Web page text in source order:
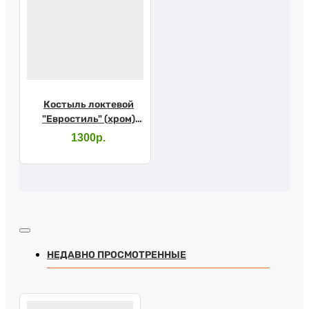
Костыль локтевой
"Евростиль" (хром)
10079SL с УПС
1300р.
НЕДАВНО ПРОСМОТРЕННЫЕ